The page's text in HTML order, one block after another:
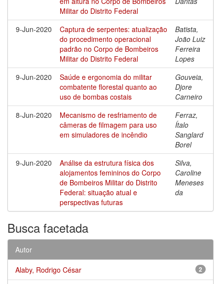
Militar do Distrito Federal
9-Jun-2020
Captura de serpentes: atualização
do procedimento operacional
padrão no Corpo de Bombeiros
Militar do Distrito Federal
Batista,
João Luiz
Ferreira
Lopes
9-Jun-2020
Saúde e ergonomia do militar
combatente florestal quanto ao
uso de bombas costais
Gouveia,
Djore
Carneiro
8-Jun-2020
Mecanismo de resfriamento de
câmeras de filmagem para uso
em simuladores de incêndio
Ferraz,
Ítalo
Sanglard
Borel
9-Jun-2020
Análise da estrutura física dos
alojamentos femininos do Corpo
de Bombeiros Militar do Distrito
Federal: situação atual e
perspectivas futuras
Silva,
Caroline
Meneses
da
Busca facetada
Autor
2
Alaby, Rodrigo César